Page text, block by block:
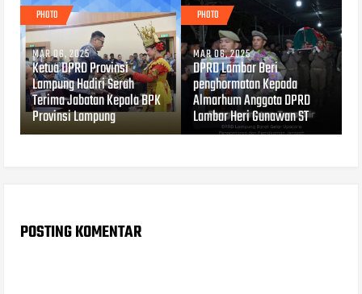
PHOTO
MAR 06, 2025
Ketua DPRD Provinsi
Lampung Hadiri Serah
Terima Jabatan Kepala BPK
Provinsi Lampung
PHOTO
MAR 06, 2025
DPRD Lambar Beri
penghormatan Kepada
Almarhum Anggota DPRD
Lambar Heri Gunawan ST
POSTING KOMENTAR